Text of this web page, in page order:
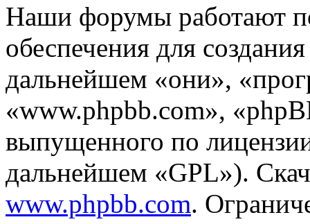
Наши форумы работают
обеспечения для
дальнейшем «они»,
«www.phpbb.com»,
выпущенного по
дальнейшем «GPL»).
www.phpbb.com.